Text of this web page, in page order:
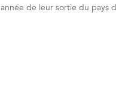
année de leur sortie du pays